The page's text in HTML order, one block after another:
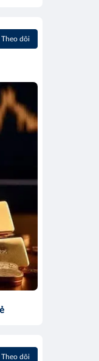
Theo dõi
Theo dõi